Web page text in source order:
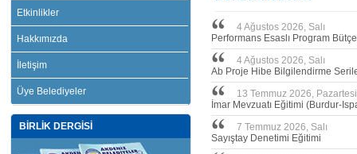
Etkinlikler
Hakkımızda
İletişim
Üye Belediyeler
BİRLİK DERGİSİ
4 Ağustos 2026, Salı
Performans Esaslı Program
4 Ağustos 2026, Salı
Ab Proje Hibe Bilgilendirme
13 Temmuz 2026, Pazartesi
İmar Mevzuatı Eğitimi (Burdur-
7 Temmuz 2026, Salı
Sayıştay Denetimi Eğitimi